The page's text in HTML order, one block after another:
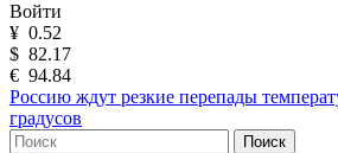
Войти
¥ 0.52
$ 82.17
€ 94.84
Россию ждут резкие перепады
градусов
Поиск